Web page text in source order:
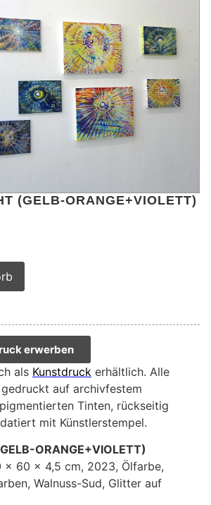
(GELB-ORANGE+VIOLETT)
erwerben
als Kunstdruck erhältlich. Alle
auf archivfestem
Tinten, rückseitig
mit Künstlerstempel.
ORANGE+VIOLETT)
x 60 x 4,5 cm, 2023, Ölfarbe,
Walnuss-Sud, Glitter auf